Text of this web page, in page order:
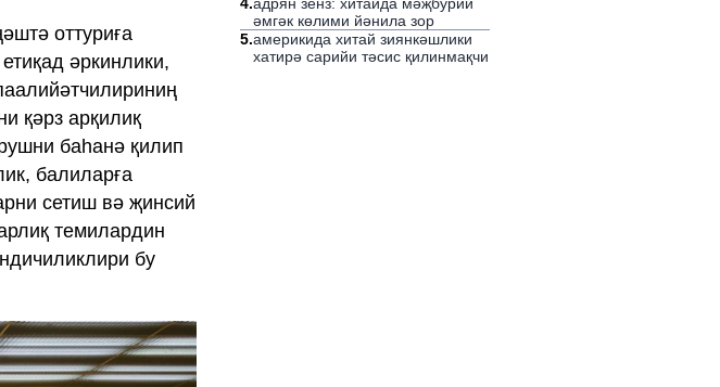
оттуриға
әркинлики,
қәрз арқилиқ
баһанә қилип
балиларға
сетиш вә җинсий
темилардин
бу
әмгәк көлими йәнила зор
5.америкида хитай зиянкәшлики
хатирә сарийи тәсис қилинмақчи